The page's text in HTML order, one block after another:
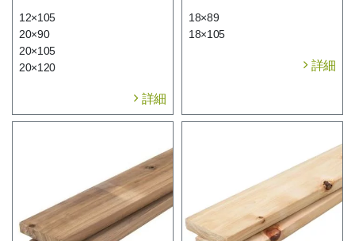
12×105
20×90
20×105
20×120
詳細
18×89
18×105
詳細